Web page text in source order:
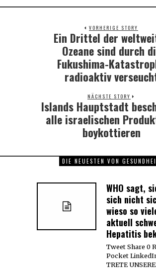
VORHERIGE STORY
Previous
post:
Ein Drittel der
Ozeane sind durch
Fukushima-
radioaktiv
NÄCHSTE STORY
Next
post:
Islands Hauptstadt
alle israelischen
boykottieren
DIE NEUESTEN VON
WHO sagt,
sich nicht
wieso so
aktuell
Hepatitis
Tweet Share 0
Pocket
TRETE